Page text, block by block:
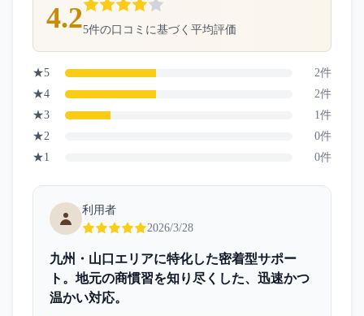
4.25件の口コミに基づく平均評価
★5 2件
★4 2件
★3 1件
★2 0件
★1 0件
利用者
2026/3/28
九州・山口エリアに特化した密着型サポー
ト。地元の商慣習を知り尽くした、迅速かつ
温かい対応。